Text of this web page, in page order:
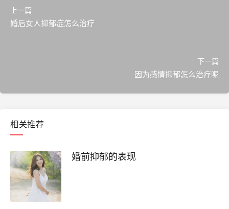
上一篇
婚后女人抑郁症怎么治疗
下一篇
因为感情抑郁怎么治疗呢
相关推荐
婚前抑郁的表现